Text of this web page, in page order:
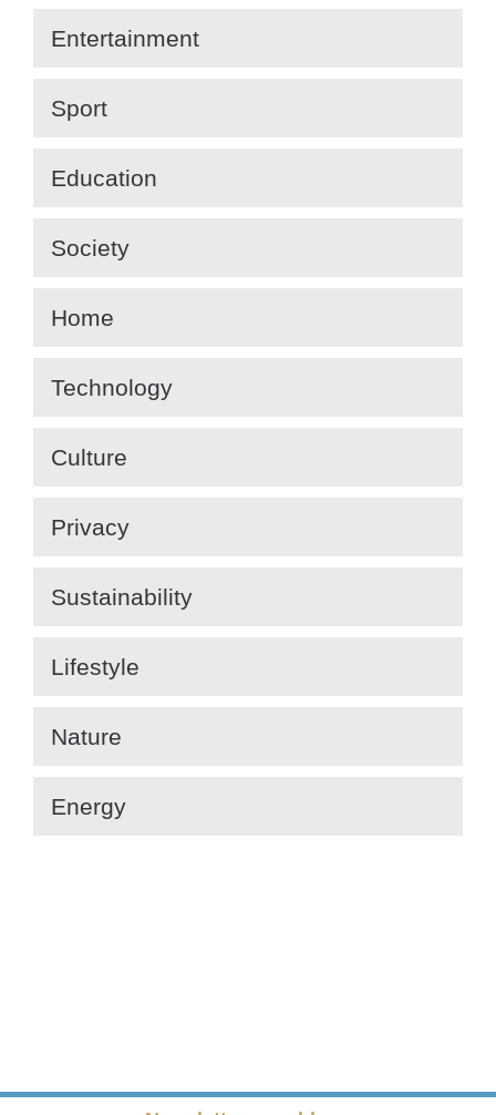
Entertainment
Sport
Education
Society
Home
Technology
Culture
Privacy
Sustainability
Lifestyle
Nature
Energy